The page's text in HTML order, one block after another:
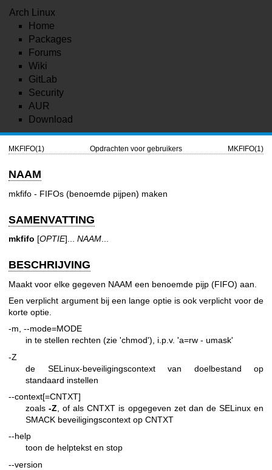
Arch Linux
Home
Packages
Forums
Wiki
GitLab
Security
AUR
Download
MKFIFO(1) Opdrachten voor gebruikers MKFIFO(1)
NAAM
mkfifo - FIFOs (benoemde pijpen) maken
SAMENVATTING
mkfifo [OPTIE]... NAAM
BESCHRIJVING
Maakt voor elke gegeven NAAM een benoemde pijp (FIFO) aan.
Een verplicht argument bij een lange optie is ook verplicht voor de
korte optie.
-m, --mode=MODE
in te stellen rechten (zie 'chmod'), i.p.v. 'a=rw - umask'
-Z
de SELinux-beveiligingscontext van doelbestand op
standaard instellen
--context[=CNTXT]
zoals-Z , of als CNTXT is opgegeven zet dan de SELinux en
SMACK beveiligingscontext op CNTXT
--help
toon de helptekst en stop
--version